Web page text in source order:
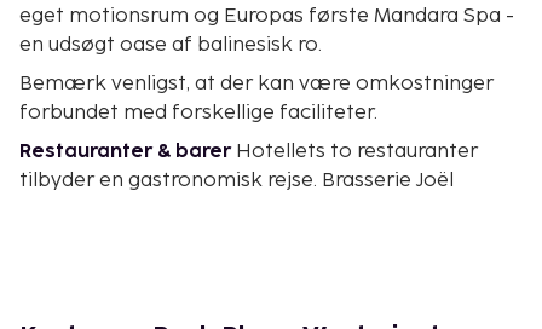
eget motionsrum og Europas første Mandara Spa -
en udsøgt oase af balinesisk ro.
Bemærk venligst, at der kan være omkostninger
forbundet med forskellige faciliteter.
Restauranter & barerHotellets to restauranter
tilbyder en gastronomisk rejse. Brasserie Joël